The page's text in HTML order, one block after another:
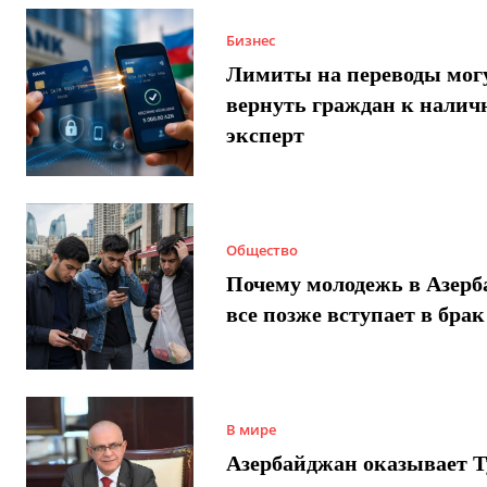
Бизнес
Лимиты на переводы
вернуть граждан к
эксперт
Общество
Почему молодежь в
все позже вступает в брак
В мире
Азербайджан оказывает